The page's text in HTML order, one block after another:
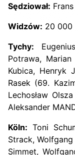
Sędziował:
Widzów: 20 000
Tychy:
Potrawa,
Kubica, Henryk
Rasek (69.
Lechosław
Aleksander
Köln: Toni
Strack,
Simmet,